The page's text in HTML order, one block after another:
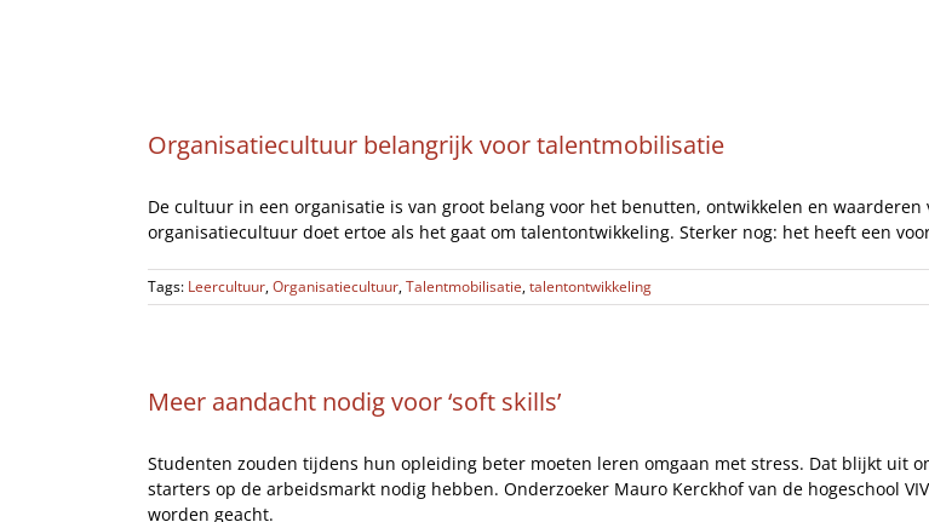
Organisatiecultuur belangrijk voor talentmobilisatie
De cultuur in een organisatie is van groot belang voor het benutten, ontwikkelen en
organisatiecultuur doet ertoe als het gaat om talentontwikkeling. Sterker nog: het heeft een
Tags: Leercultuur,Organisatiecultuur,Talentmobilisatie,talentontwikkeling
Meer aandacht nodig voor ‘soft skills’
Studenten zouden tijdens hun opleiding beter moeten leren omgaan met stress. Dat blijkt uit
starters op de arbeidsmarkt nodig hebben. Onderzoeker Mauro Kerckhof van de hogeschool
worden geacht.